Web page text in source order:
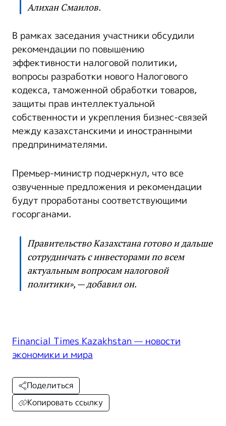
Алихан Смаилов.
В рамках заседания участники обсудили
рекомендации по повышению
эффективности налоговой политики,
вопросы разработки нового Налогового
кодекса, таможенной обработки товаров,
защиты прав интеллектуальной
собственности и укрепления бизнес-связей
между казахстанскими и иностранными
предпринимателями.
Премьер-министр подчеркнул, что все
озвученные предложения и рекомендации
будут проработаны соответствующими
госорганами.
Правительство Казахстана готово и дальше
сотрудничать с инвесторами по всем
актуальным вопросам налоговой
политики», — добавил он.
Financial Times Kazakhstan — новости
экономики и мира
Поделиться
Копировать ссылку